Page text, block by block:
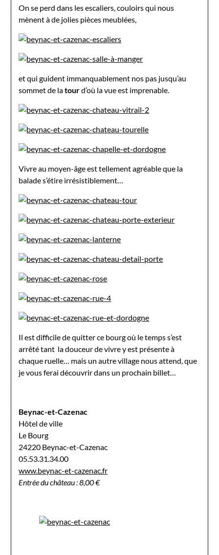
On se perd dans les escaliers, couloirs qui nous
mènent à de jolies pièces meublées,
et qui guident immanquablement nos pas jusqu’au
sommet de latourd’où la vue est imprenable.
Vivre au moyen-âge est tellement agréable que la
balade s’étire irrésistiblement…
Il est difficile de quitter ce bourg où le temps s’est
arrêté tant la douceur de vivre y est présente à
chaque ruelle… mais un autre village nous attend, que
je vous ferai découvrir dans un prochain billet…
Beynac-et-Cazenac
Hôtel de ville
Le Bourg
24220 Beynac-et-Cazenac
05.53.31.34.00
www.beynac-et-cazenac.fr
Entrée du château : 8,00 €